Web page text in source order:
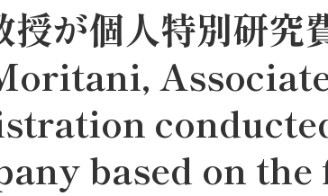
が個人特別研究
based on